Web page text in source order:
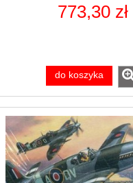
773,30 zł
do koszyka